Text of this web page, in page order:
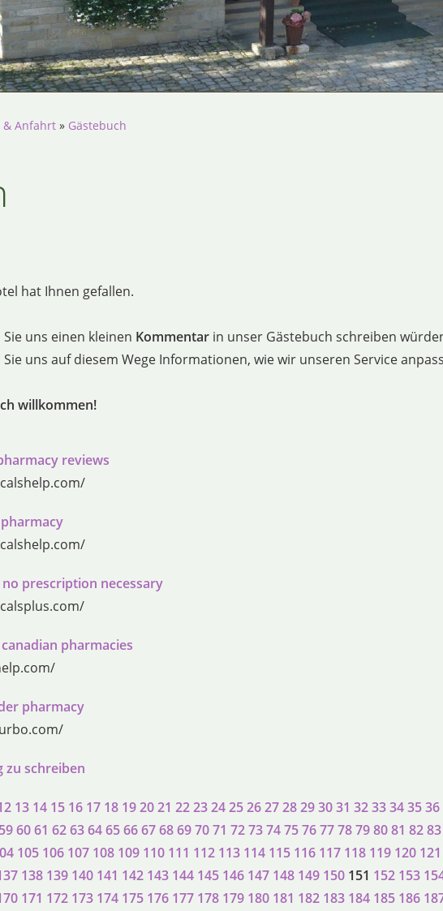
& Anfahrt » Gästebuch
hat Ihnen gefallen.
uns einen kleinen Kommentar in unser Gästebuch schreiben
uns auf diesem Wege Informationen, wie wir unseren Service
willkommen!
reviews
prescription necessary
pharmacies
pharmacy
zu schreiben
13 14 15 16 17 18 192021 22232425262728293031 3233343536
596061 62636465666768697071 72737475767778798081 8283
105 106 107 108 109 110 111 112 113 114 115 116 117 118 119 120 121
138 139 140 141 142 143 144 145 146 147 148 149 150 151 152 153
171 172 173 174 175 176 177 178 179 180 181 182 183 184 185 186